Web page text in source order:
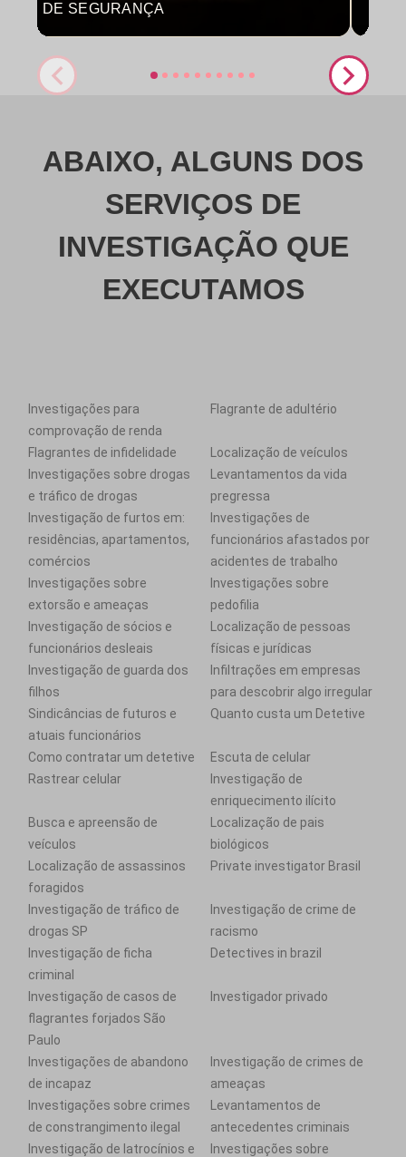
DE SEGURANÇA
ABAIXO, ALGUNS DOS
SERVIÇOS DE
INVESTIGAÇÃO QUE
EXECUTAMOS
Investigações para
comprovação de renda
Flagrante de adultério
Flagrantes de infidelidade
Localização de veículos
Investigações sobre drogas
e tráfico de drogas
Levantamentos da vida
pregressa
Investigação de furtos em:
residências, apartamentos,
comércios
Investigações de
funcionários afastados por
acidentes de trabalho
Investigações sobre
extorsão e ameaças
Investigações sobre
pedofilia
Investigação de sócios e
funcionários desleais
Localização de pessoas
físicas e jurídicas
Investigação de guarda dos
filhos
Infiltrações em empresas
para descobrir algo irregular
Sindicâncias de futuros e
atuais funcionários
Quanto custa um Detetive
Como contratar um detetive
Escuta de celular
Rastrear celular
Investigação de
enriquecimento ilícito
Busca e apreensão de
veículos
Localização de pais
biológicos
Localização de assassinos
foragidos
Private investigator Brasil
Investigação de tráfico de
drogas SP
Investigação de crime de
racismo
Investigação de ficha
criminal
Detectives in brazil
Investigação de casos de
flagrantes forjados São
Paulo
Investigador privado
Investigações de abandono
de incapaz
Investigação de crimes de
ameaças
Investigações sobre crimes
de constrangimento ilegal
Levantamentos de
antecedentes criminais
Investigação de latrocínios e
Investigações sobre